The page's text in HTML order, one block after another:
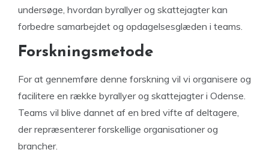
undersøge, hvordan byrallyer og skattejagter kan
forbedre samarbejdet og opdagelsesglæden i teams.
Forskningsmetode
For at gennemføre denne forskning vil vi organisere og
facilitere en række byrallyer og skattejagter i Odense.
Teams vil blive dannet af en bred vifte af deltagere,
der repræsenterer forskellige organisationer og
brancher.